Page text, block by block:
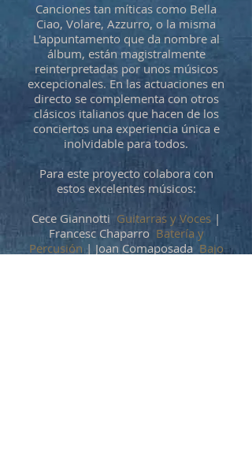
Canciones tan míticas como Bella
Ciao, Volare, Azzurro, o la misma
L'appuntamento que da nombre al
álbum, están magistralmente
reinterpretadas por unos músicos
excepcionales. En las actuaciones en
directo se complementa con otros
clásicos italianos que hacen de los
conciertos una experiencia única e
inolvidable para todos.
Para este proyecto colabora con
estos excelentes músicos:
Cece Giannotti Guitarras y Voces |
Francesc Chaparro Batería y
Percusión | Joan Comaposada Bajo